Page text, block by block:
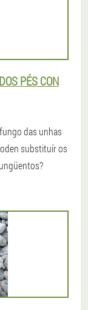
PÉS CON
das unhas
substituír os